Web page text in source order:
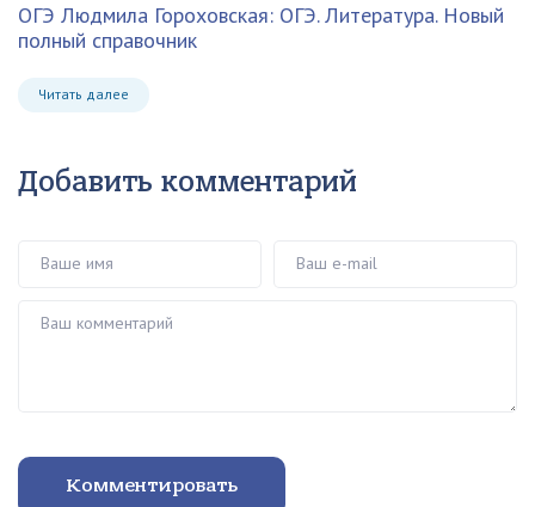
ОГЭ Людмила Гороховская: ОГЭ. Литература. Новый
полный справочник
Читать далее
Добавить комментарий
Комментировать